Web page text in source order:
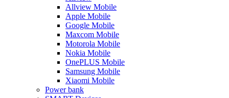
Allview Mobile
Apple Mobile
Google Mobile
Maxcom Mobile
Motorola Mobile
Nokia Mobile
OnePLUS Mobile
Samsung Mobile
Xiaomi Mobile
Power bank